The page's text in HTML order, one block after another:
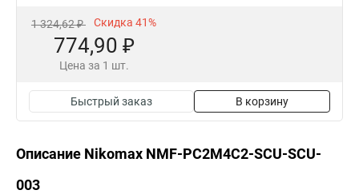
1 324,62 ₽ Скидка 41%
774,90 ₽
Цена за 1 шт.
Быстрый заказ В корзину
Описание Nikomax NMF-PC2M4C2-SCU-SCU-
003